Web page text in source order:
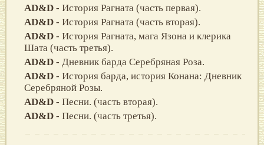
AD&D - История Рагната (часть первая).
AD&D - История Рагната (часть вторая).
AD&D - История Рагната, мага Язона и клерика
Шата (часть третья).
AD&D - Дневник барда Серебряная Роза.
AD&D - История барда, история Конана: Дневник
Серебряной Розы.
AD&D - Песни. (часть вторая).
AD&D - Песни. (часть третья).